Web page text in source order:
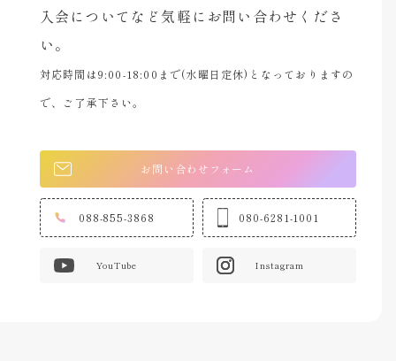
入会についてなど気軽にお問い合わせくださ
い。
対応時間は9:00-18:00まで(水曜日定休)となっておりますの
で、ご了承下さい。
お問い合わせフォーム
088-855-3868 080-6281-1001
YouTube Instagram